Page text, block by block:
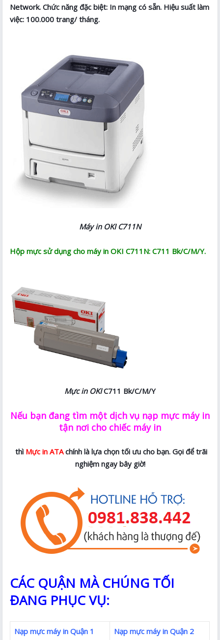
Network. Chức năng đặc biệt: In mạng có sẵn. Hiệu suất làm
việc: 100.000 trang/ tháng.
Máy in OKI C711N
Hộp mực sử dụng cho máy in OKI C711N: C711 Bk/C/M/Y.
Mực in OKIC711 Bk/C/M/Y
Nếu bạn đang tìm một dịch vụ nạp mực máy in
tận nơi cho chiếc máy in
thì Mực in ATAchính là lựa chọn tối ưu cho bạn. Gọi để trãi
nghiệm ngay bây giờ!
CÁC QUẬN MÀ CHÚNG TỐI
ĐANG PHỤC VỤ:
Nạp mực máy in Quận 1
Nạp mực máy in Quận 2